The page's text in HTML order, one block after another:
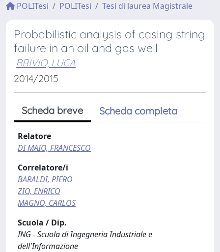
POLITesi POLITesi Tesi di laurea Magistrale
Probabilistic analysis of casing string
failure in an oil and gas well
BRIVIO, LUCA
2014/2015
Scheda breve Scheda completa
Relatore
DI MAIO, FRANCESCO
Correlatore/i
BARALDI, PIERO
ZIO, ENRICO
MAGNO, CARLOS
Scuola / Dip.
ING - Scuola di Ingegneria Industriale e
dell'Informazione